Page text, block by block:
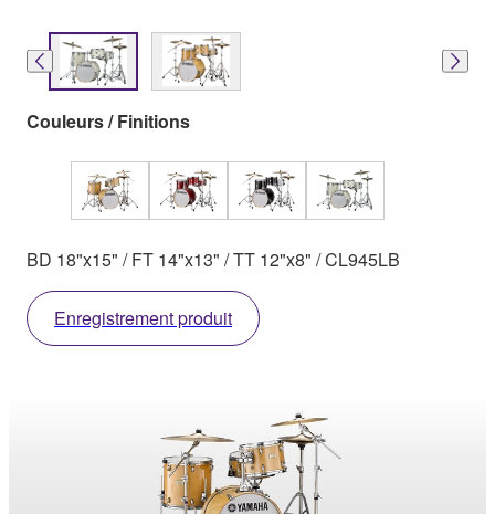
Couleurs / Finitions
BD 18"x15" / FT 14"x13" / TT 12"x8" / CL945LB
Enregistrement produit